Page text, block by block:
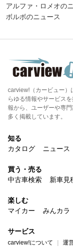
アルファ・ロメオの
ボルボのニュース
carview!（カービュー）
らゆる情報やサービス
報から、ユーザーや専
多く掲載しています。
知る
カタログ
ニュース
買う・売る
中古車検索
新車見
楽しむ
マイカー
みんカラ
サービス
carview!について 運